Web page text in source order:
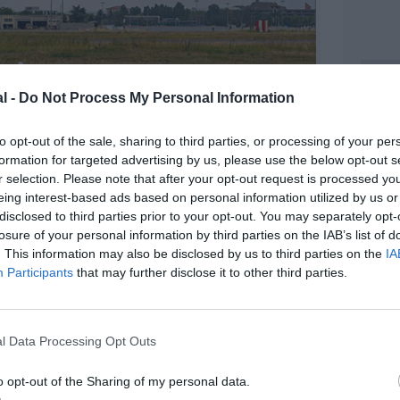
- Do Not Process My Personal Information
opt-out of the sale, sharing to third parties, or processing of your
for targeted advertising by us, please use the below opt-out
selection. Please note that after your opt-out request is processed
interest-based ads based on personal information utilized by us
to third parties prior to your opt-out. You may separately
of your personal information by third parties on the IAB’s list of
This information may also be disclosed by us to third parties on the
Participants that may further disclose it to other third parties.
Data Processing Opt Outs
opt-out of the Sharing of my personal data.
son douzième et dernier777-300ER(HB-JNL)
en Première, 62 en classe Affaires et 270
777-300ER landed in Zurich this morning.
24, 2019